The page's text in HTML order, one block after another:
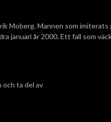
Moberg. Mannen som imiterats
januari år 2000. Ett fall som
ta del av